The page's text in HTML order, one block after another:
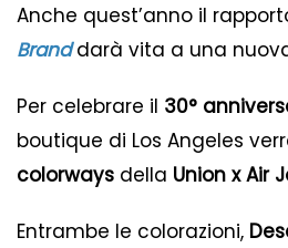
Anche quest’anno il
Branddarà vita a una
Per celebrare il 30°
boutique di Los Angeles
colorways della Union x Air
Entrambe le colorazioni,